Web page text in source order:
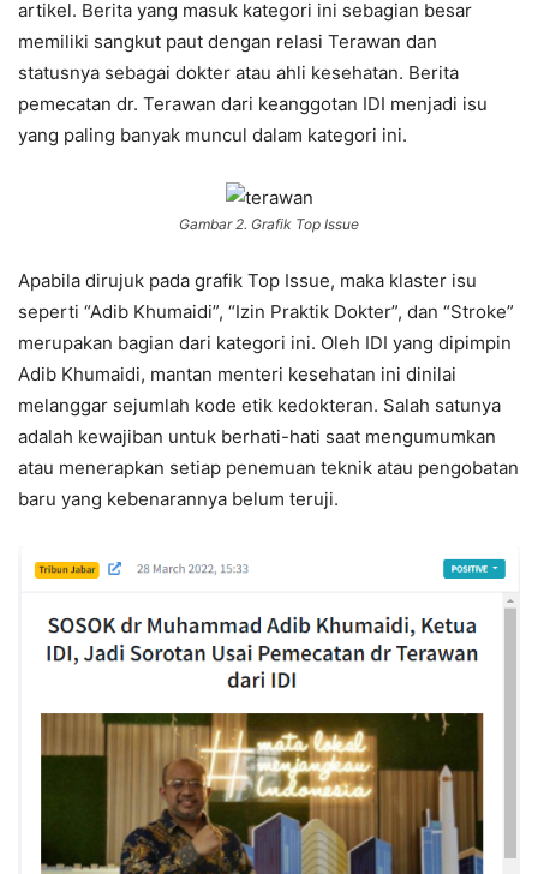
artikel. Berita yang masuk kategori ini sebagian besar
memiliki sangkut paut dengan relasi Terawan dan
statusnya sebagai dokter atau ahli kesehatan. Berita
pemecatan dr. Terawan dari keanggotan IDI menjadi isu
yang paling banyak muncul dalam kategori ini.
Gambar 2. Grafik Top Issue
Apabila dirujuk pada grafik Top Issue, maka klaster isu
seperti “Adib Khumaidi”, “Izin Praktik Dokter”, dan “Stroke”
merupakan bagian dari kategori ini. Oleh IDI yang dipimpin
Adib Khumaidi, mantan menteri kesehatan ini dinilai
melanggar sejumlah kode etik kedokteran. Salah satunya
adalah kewajiban untuk berhati-hati saat mengumumkan
atau menerapkan setiap penemuan teknik atau pengobatan
baru yang kebenarannya belum teruji.